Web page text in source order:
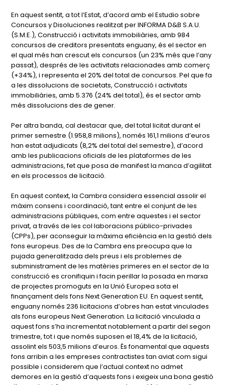
En aquest sentit, a tot l’Estat, d’acord amb el Estudio sobre
Concursos y Disoluciones realitzat per INFORMA D&B S.A.U.
(S.M.E.), Construcció i activitats immobiliàries, amb 984
concursos de creditors presentats enguany, és el sector en
el qual més han crescut els concursos (un 23% més que l’any
passat), després de les activitats relacionades amb comerç
(+34%), i representa el 20% del total de concursos. Pel que fa
a les dissolucions de societats, Construcció i activitats
immobiliàries, amb 5.376 (24% del total), és el sector amb
més dissolucions des de gener.
Per altra banda, cal destacar que, del total licitat durant el
primer semestre (1.958,8 milions), només 161,1 milions d’euros
han estat adjudicats (8,2% del total del semestre), d’acord
amb les publicacions oficials de les plataformes de les
administracions, fet que posa de manifest la manca d’agilitat
en els processos de licitació.
En aquest context, la Cambra considera essencial assolir el
màxim consens i coordinació, tant entre el conjunt de les
administracions públiques, com entre aquestes i el sector
privat, a través de les col·laboracions público-privades
(CPPs), per aconseguir la màxima eficiència en la gestió dels
fons europeus. Des de la Cambra ens preocupa que la
pujada generalitzada dels preus i els problemes de
subministrament de les matèries primeres en el sector de la
construcció es cronifiquin i facin perillar la posada en marxa
de projectes promoguts en la Unió Europea sota el
finançament dels fons Next Generation EU. En aquest sentit,
enguany només 236 licitacions d’obres han estat vinculades
als fons europeus Next Generation. La licitació vinculada a
aquest fons s’ha incrementat notablement a partir del segon
trimestre, tot i que només suposen el 18,4% de la licitació,
assolint els 503,5 milions d’euros. És fonamental que aquests
fons arribin a les empreses contractistes tan aviat com sigui
possible i considerem que l’actual context no admet
demores en la gestió d’aquests fons i exigeix una bona gestió